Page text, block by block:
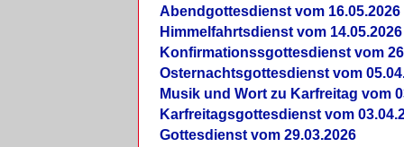
Abendgottesdienst vom 16.05.2026
Himmelfahrtsdienst vom 14.05.2026
Konfirmationssgottesdienst vom
Osternachtsgottesdienst vom
Musik und Wort zu Karfreitag vom
Karfreitagsgottesdienst vom
Gottesdienst vom 29.03.2026